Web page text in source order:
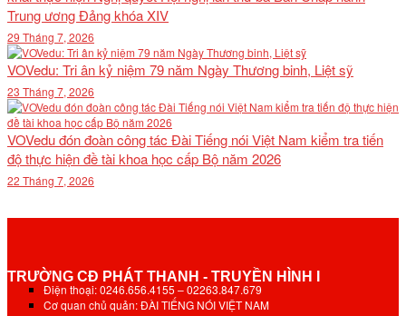
Trung ương Đảng khóa XIV
29 Tháng 7, 2026
VOVedu: Tri ân kỷ niệm 79 năm Ngày Thương binh, Liệt sỹ
23 Tháng 7, 2026
VOVedu đón đoàn công tác Đài Tiếng nói Việt Nam kiểm tra tiến
độ thực hiện đề tài khoa học cấp Bộ năm 2026
22 Tháng 7, 2026
TRƯỜNG CĐ PHÁT THANH - TRUYỀN HÌNH I
Điện thoại: 0246.656.4155 – 02263.847.679
Cơ quan chủ quản: ĐÀI TIẾNG NÓI VIỆT NAM